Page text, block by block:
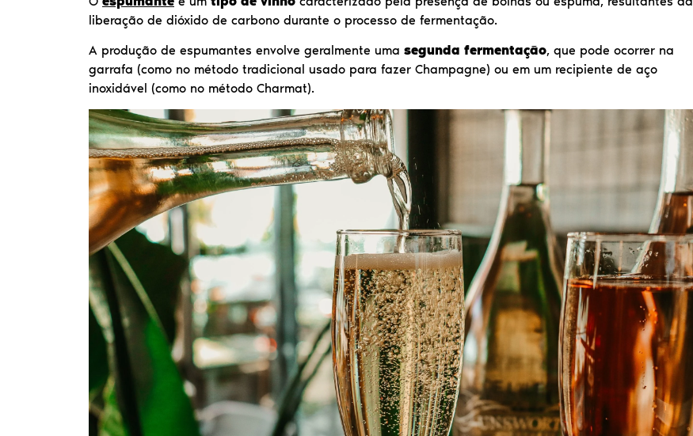
liberação de dióxido de carbono durante o processo de fermentação.
A produção de espumantes envolve geralmente uma segunda fermentação, que pode ocorrer na
garrafa (como no método tradicional usado para fazer Champagne) ou em um recipiente de aço
inoxidável (como no método Charmat).